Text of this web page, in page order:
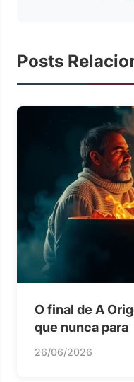
Posts
O final de A
que nunca para
26/06/2026